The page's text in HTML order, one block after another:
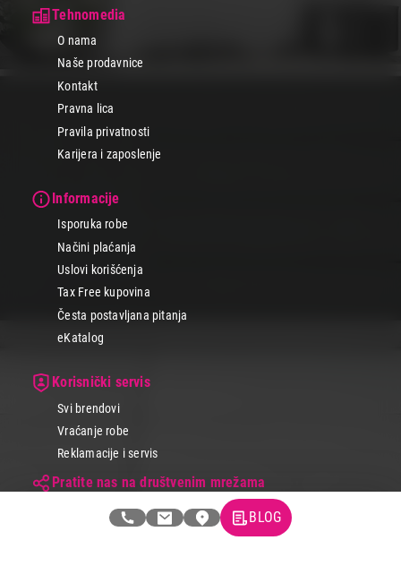
Tehnomedia
O nama
Naše prodavnice
Kontakt
Pravna lica
Pravila privatnosti
Karijera i zaposlenje
Informacije
Isporuka robe
Načini plaćanja
Uslovi korišćenja
Tax Free kupovina
Česta postavljana pitanja
eKatalog
Korisnički servis
Svi brendovi
Vraćanje robe
Reklamacije i servis
Pratite nas na društvenim mrežama
BLOG